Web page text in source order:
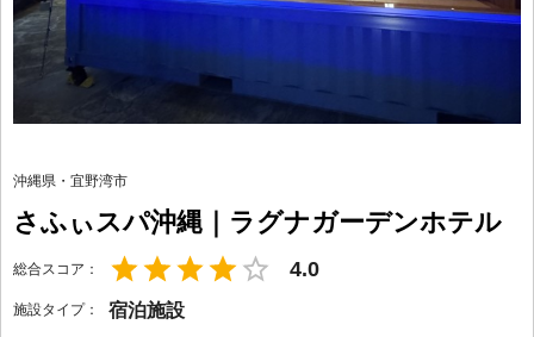
沖縄県 ・ 宜野湾市
さふぃスパ沖縄｜ラグナガーデンホテル
総合スコア： 4.0
施設タイプ： 宿泊施設